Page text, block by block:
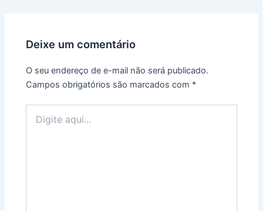
Deixe um comentário
O seu endereço de e-mail não será publicado.
Campos obrigatórios são marcados com *
aqui...